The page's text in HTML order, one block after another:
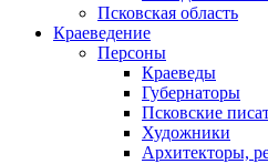
Псковская область
Краеведение
Персоны
Краеведы
Губернаторы
Псковские
Художники
Архитекторы,